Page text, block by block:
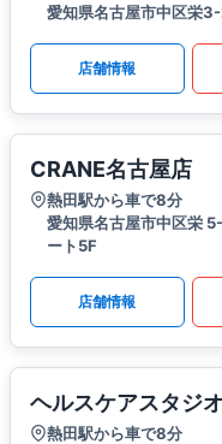
愛知県名古屋市中区栄
店舗情報
CRANE名古屋店
熱田駅から車で8分
愛知県名古屋市中区栄
ート5F
店舗情報
ヘルスケアスタジ
熱田駅から車で8分